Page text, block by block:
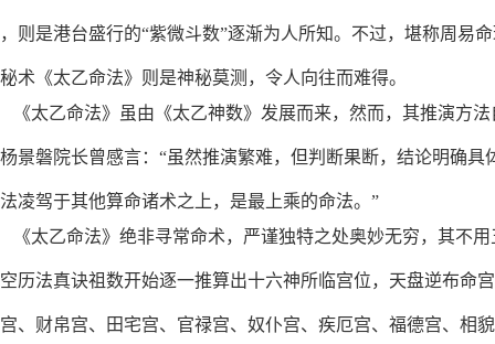
，则是港台盛行的“紫微斗数”逐渐为人所知。不过，堪称周易
秘术《太乙命法》则是神秘莫测，令人向往而难得。
《太乙命法》虽由《太乙神数》发展而来，然而，其推演方
杨景磐院长曾感言：“虽然推演繁难，但判断果断，结论明确具
法凌驾于其他算命诸术之上 ，是最上乘的命法。”
《太乙命法》绝非寻常命术，严谨独特之处奥妙无穷，其不
空历法真诀祖数开始逐一推算出十六神所临宫位，天盘逆布命
宫、财帛宫、田宅宫、官禄宫、奴仆宫、疾厄宫、福德宫、相